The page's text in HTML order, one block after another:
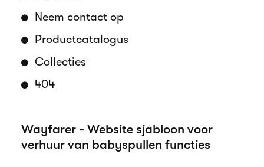
Neem contact op
Productcatalogus
Collecties
404
Wayfarer - Website sjabloon voor
verhuur van babyspullen functies